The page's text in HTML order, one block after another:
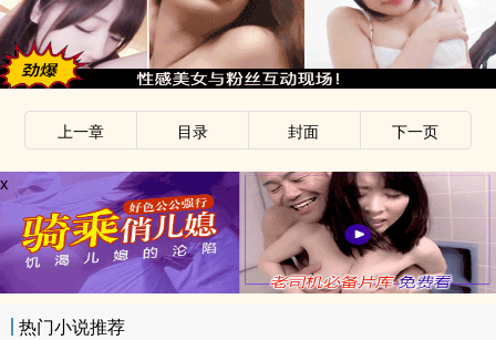
上一章 目录 封面 下一页
x
热门小说推荐